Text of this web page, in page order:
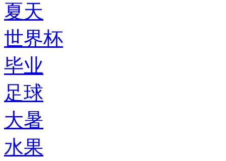
夏天
世界杯
毕业
足球
大暑
水果